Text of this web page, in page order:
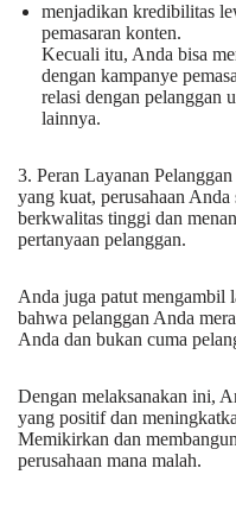
menjadikan kredibilitas
pemasaran konten.
Kecuali itu, Anda bisa
dengan kampanye
relasi dengan pelanggan
lainnya.
3. Peran Layanan
yang kuat, perusahaan
berkwalitas tinggi dan
pertanyaan pelanggan.
Anda juga patut mengambil
bahwa pelanggan Anda
Anda dan bukan cuma
Dengan melaksanakan ini,
yang positif dan
Memikirkan dan
perusahaan mana malah.